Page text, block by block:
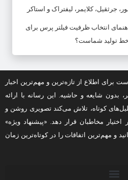
جرثقیل، کلایمر، لیفتراک و استاکر
انتخاب ظرفیت فیلتر پرس برای
خط تولید شماست؟
برای اطلاع از تازه‌ترین و مهم‌ترین اخبار
بدون شایعه و حاشیه. این رسانه با ارائه
کوتاه، تلاش می‌کند تصویری روشن و
اختیار مخاطبان قرار دهد. «پیشنهاد ویژه»
و مهم‌ترین اتفاقات را در کوتاه‌ترین زمان